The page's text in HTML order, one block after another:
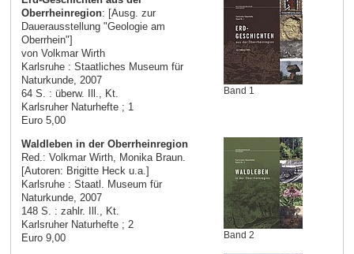
Band 1
Oberrheinregion: [Ausg. zur
Dauerausstellung "Geologie am
Oberrhein"]
von Volkmar Wirth
Karlsruhe : Staatliches Museum für
Naturkunde, 2007
64 S. : überw. Ill., Kt.
Karlsruher Naturhefte ; 1
Euro 5,00
Band 2
Waldleben in der Oberrheinregion
Red.: Volkmar Wirth, Monika Braun.
[Autoren: Brigitte Heck u.a.]
Karlsruhe : Staatl. Museum für
Naturkunde, 2007
148 S. : zahlr. Ill., Kt.
Karlsruher Naturhefte ; 2
Euro 9,00